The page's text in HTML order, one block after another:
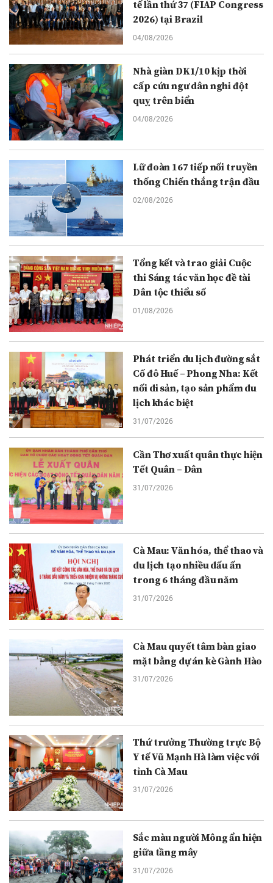
tế lần thứ 37 (FIAP Congress
2026) tại Brazil
04/08/2026
Nhà giàn DK1/10 kịp thời
cấp cứu ngư dân nghi đột
quỵ trên biển
04/08/2026
Lữ đoàn 167 tiếp nối truyền
thống Chiến thắng trận đầu
02/08/2026
Tổng kết và trao giải Cuộc
thi Sáng tác văn học đề tài
Dân tộc thiểu số
01/08/2026
Phát triển du lịch đường sắt
Cố đô Huế – Phong Nha: Kết
nối di sản, tạo sản phẩm du
lịch khác biệt
31/07/2026
Cần Thơ xuất quân thực hiện
Tết Quân – Dân
31/07/2026
Cà Mau: Văn hóa, thể thao và
du lịch tạo nhiều dấu ấn
trong 6 tháng đầu năm
31/07/2026
Cà Mau quyết tâm bàn giao
mặt bằng dự án kè Gành Hào
31/07/2026
Thứ trưởng Thường trực Bộ
Y tế Vũ Mạnh Hà làm việc với
tỉnh Cà Mau
31/07/2026
Sắc màu người Mông ẩn hiện
giữa tầng mây
31/07/2026